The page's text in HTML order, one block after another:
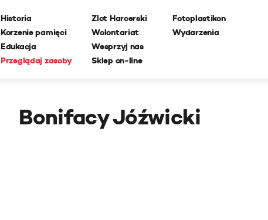
Historia
Korzenie pamięci
Edukacja
Przeglądaj zasoby
Zlot Harcerski
Wolontariat
Wesprzyj nas
Sklep on-line
Fotoplastikon
Wydarzenia
Bonifacy Jóźwicki